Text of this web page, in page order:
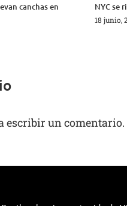
canchas en
NYC se
18 junio,
escribir un comentario.